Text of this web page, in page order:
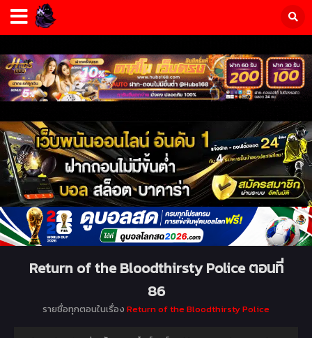
Return of the Bloodthirsty Police ตอนที่
86
รายชื่อทุกตอนในเรื่อง Return of the Bloodthirsty Police